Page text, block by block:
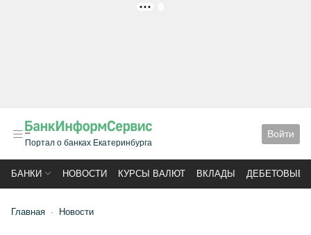
Портал о банках Екатеринбурга
Войти
БАНКИ НОВОСТИ КУРСЫ ВАЛЮТ ВКЛАДЫ ДЕБЕТОВЫЕ
Главная Новости